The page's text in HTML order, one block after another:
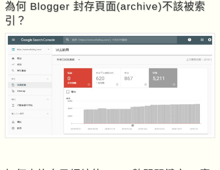
為何 Blogger 封存頁面(archive)不該被索
引？